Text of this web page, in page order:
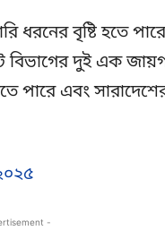
বৃষ্টি হতে
দুই এক
পারে এবং
-